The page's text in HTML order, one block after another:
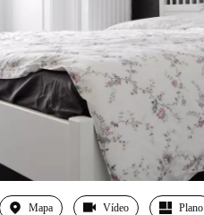
Mapa Vídeo Plano